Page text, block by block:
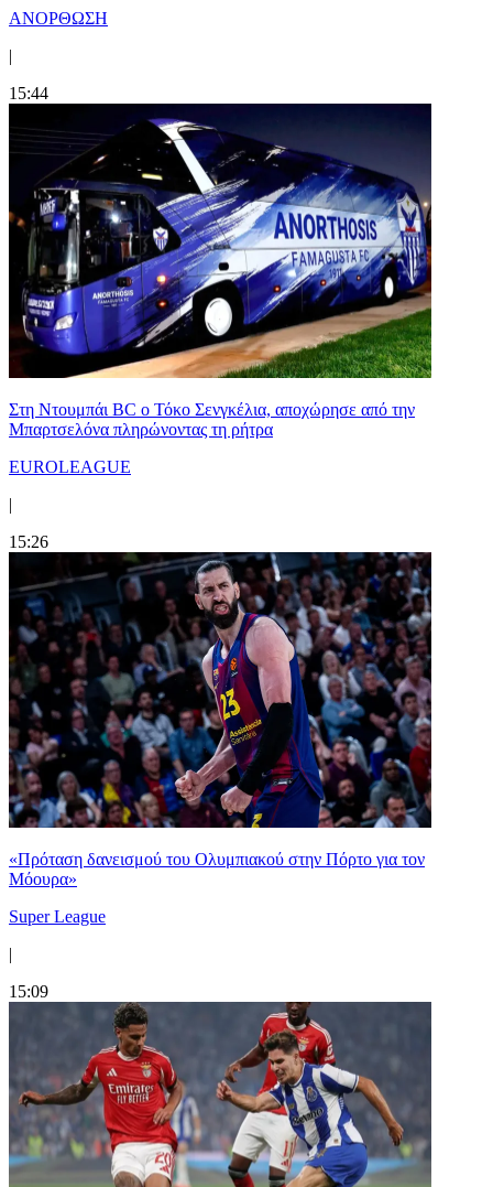
ΑΝΟΡΘΩΣΗ
|
15:44
Στη Nτουμπάι BC ο Τόκο Σενγκέλια, αποχώρησε από την
Μπαρτσελόνα πληρώνοντας τη ρήτρα
EUROLEAGUE
|
15:26
«Πρόταση δανεισμού του Ολυμπιακού στην Πόρτο για τον
Μόουρα»
Super League
|
15:09